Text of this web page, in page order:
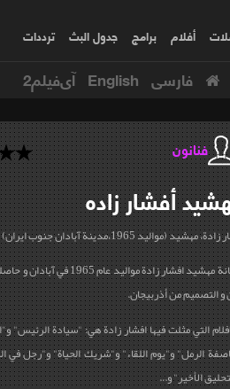
أفلام برامج جدول البث ترددات
فارسی English آی‌فیلم2
فنانون
أفشار زاده
مهشيد (مواليد 1965،مدينة آبادان جنوب ايران)
الفنانة مهشيد افشار زادة مواليد
و التصميم من أذربيجان.
التي مثلت فيها افشار زادة هي: "سيادة الرئيس"
الرمل" و"يوم اللقاء" و"شريك الحياة" و"رجل في
الأخير" و...